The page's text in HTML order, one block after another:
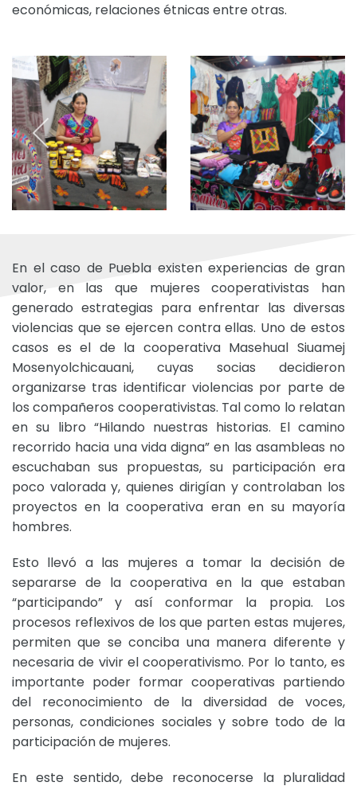
económicas, relaciones étnicas entre otras.
En el caso de Puebla existen experiencias de gran
valor, en las que mujeres cooperativistas han
generado estrategias para enfrentar las diversas
violencias que se ejercen contra ellas. Uno de estos
casos es el de la cooperativa Masehual Siuamej
Mosenyolchicauani, cuyas socias decidieron
organizarse tras identificar violencias por parte de
los compañeros cooperativistas. Tal como lo relatan
en su libro “Hilando nuestras historias. El camino
recorrido hacia una vida digna” en las asambleas no
escuchaban sus propuestas, su participación era
poco valorada y, quienes dirigían y controlaban los
proyectos en la cooperativa eran en su mayoría
hombres.
Esto llevó a las mujeres a tomar la decisión de
separarse de la cooperativa en la que estaban
“participando” y así conformar la propia. Los
procesos reflexivos de los que parten estas mujeres,
permiten que se conciba una manera diferente y
necesaria de vivir el cooperativismo. Por lo tanto, es
importante poder formar cooperativas partiendo
del reconocimiento de la diversidad de voces,
personas, condiciones sociales y sobre todo de la
participación de mujeres.
En este sentido, debe reconocerse la pluralidad